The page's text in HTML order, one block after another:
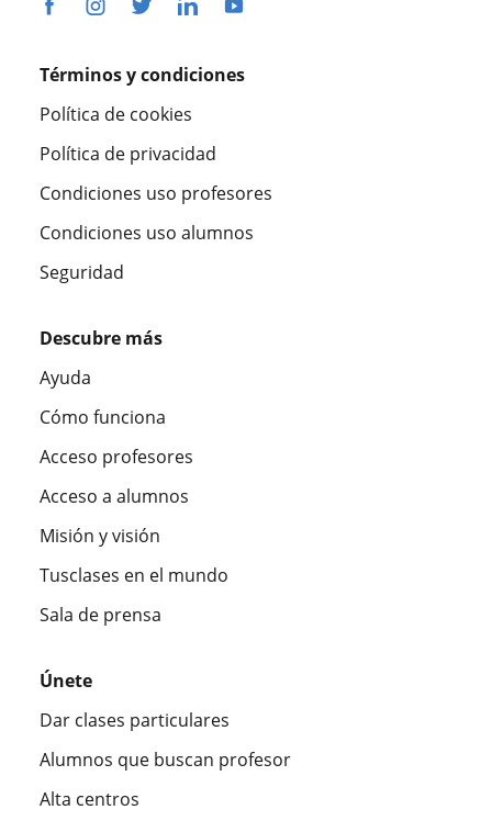
Términos y condiciones
Política de cookies
Política de privacidad
Condiciones uso profesores
Condiciones uso alumnos
Seguridad
Descubre más
Ayuda
Cómo funciona
Acceso profesores
Acceso a alumnos
Misión y visión
Tusclases en el mundo
Sala de prensa
Únete
Dar clases particulares
Alumnos que buscan profesor
Alta centros